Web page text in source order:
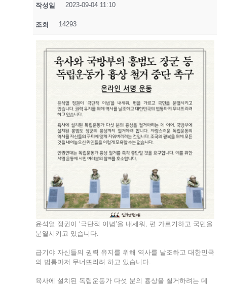
작성일 2023-09-04 11:10
조회 14293
윤석열 정권이 ‘극단적 이념’을 내세워, 편 가르기하고 국민을
분열시키고 있습니다.
급기야 자신들의 권력 유지를 위해 역사를 날조하고 대한민국
의 법통마저 무너뜨리려 하고 있습니다.
육사에 설치된 독립운동가 다섯 분의 흉상을 철거하려는 데